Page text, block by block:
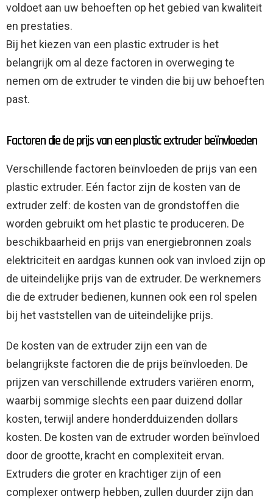
voldoet aan uw behoeften op het gebied van kwaliteit
en prestaties.
Bij het kiezen van een plastic extruder is het
belangrijk om al deze factoren in overweging te
nemen om de extruder te vinden die bij uw behoeften
past.
Factoren die de prijs van een plastic extruder beïnvloeden
Verschillende factoren beïnvloeden de prijs van een
plastic extruder. Eén factor zijn de kosten van de
extruder zelf: de kosten van de grondstoffen die
worden gebruikt om het plastic te produceren. De
beschikbaarheid en prijs van energiebronnen zoals
elektriciteit en aardgas kunnen ook van invloed zijn op
de uiteindelijke prijs van de extruder. De werknemers
die de extruder bedienen, kunnen ook een rol spelen
bij het vaststellen van de uiteindelijke prijs.
De kosten van de extruder zijn een van de
belangrijkste factoren die de prijs beïnvloeden. De
prijzen van verschillende extruders variëren enorm,
waarbij sommige slechts een paar duizend dollar
kosten, terwijl andere honderdduizenden dollars
kosten. De kosten van de extruder worden beïnvloed
door de grootte, kracht en complexiteit ervan.
Extruders die groter en krachtiger zijn of een
complexer ontwerp hebben, zullen duurder zijn dan